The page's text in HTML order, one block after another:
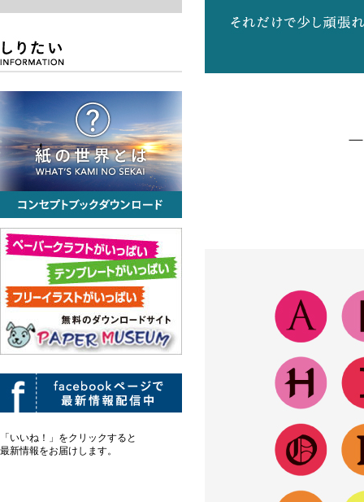
「いいね！」をクリックすると
最新情報をお届けします。